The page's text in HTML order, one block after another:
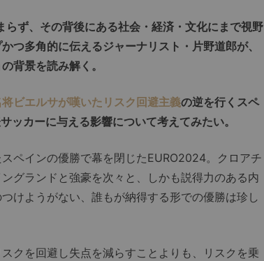
ず、その背後にある社会・経済・文化にまで視野
つ多角的に伝えるジャーナリスト・片野道郎が、
背景を読み解く。
ビエルサが嘆いたリスク回避主義の逆を行くスペ
ッカーに与える影響について考えてみたい。
ペインの優勝で幕を閉じたEURO2024。クロアチ
グランドと強豪を次々と、しかも説得力のある内
けようがない、誰もが納得する形での優勝は珍し
クを回避し失点を減らすことよりも、リスクを乗